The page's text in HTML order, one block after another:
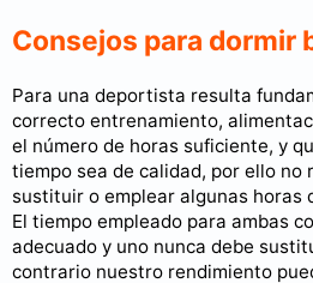
Consejos para dormir
Para una deportista resulta
correcto entrenamiento,
el número de horas suficiente, y
tiempo sea de calidad, por ello no
sustituir o emplear algunas horas
El tiempo empleado para ambas
adecuado y uno nunca debe
contrario nuestro rendimiento